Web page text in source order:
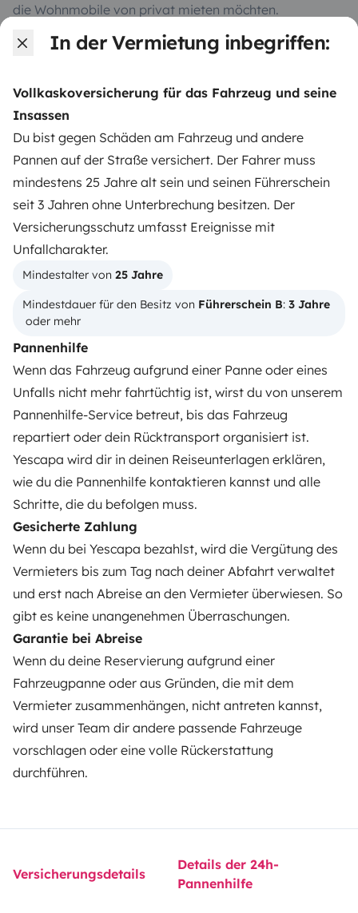
In der Vermietung inbegriffen:
Vollkaskoversicherung für das Fahrzeug und seine
Insassen
Du bist gegen Schäden am Fahrzeug und andere
Pannen auf der Straße versichert. Der Fahrer muss
mindestens 25 Jahre alt sein und seinen Führerschein
seit 3 Jahren ohne Unterbrechung besitzen. Der
Versicherungsschutz umfasst Ereignisse mit
Unfallcharakter.
Mindestalter von 25 Jahre
Mindestdauer für den Besitz von Führerschein B: 3 Jahre
oder mehr
Pannenhilfe
Wenn das Fahrzeug aufgrund einer Panne oder eines
Unfalls nicht mehr fahrtüchtig ist, wirst du von unserem
Pannenhilfe-Service betreut, bis das Fahrzeug
repartiert oder dein Rücktransport organisiert ist.
Yescapa wird dir in deinen Reiseunterlagen erklären,
wie du die Pannenhilfe kontaktieren kannst und alle
Schritte, die du befolgen muss.
Gesicherte Zahlung
Wenn du bei Yescapa bezahlst, wird die Vergütung des
Vermieters bis zum Tag nach deiner Abfahrt verwaltet
und erst nach Abreise an den Vermieter überwiesen. So
gibt es keine unangenehmen Überraschungen.
Garantie bei Abreise
Wenn du deine Reservierung aufgrund einer
Fahrzeugpanne oder aus Gründen, die mit dem
Vermieter zusammenhängen, nicht antreten kannst,
wird unser Team dir andere passende Fahrzeuge
vorschlagen oder eine volle Rückerstattung
durchführen.
Versicherungsdetails
Details der 24h-
Pannenhilfe
die Wohnmobile von privat mieten möchten.
Note 4.55/5 von 208 Kundenbewertungen auf Trusted
Instagram
X
WOHNMOBIL MIETEN
Wie funktionierts?
Wohnmobil mieten
Deine ersten Schritte mit dem Wohnmobil
Die Bewertungen unserer User
Hilfe für Mieter
VERMIETER
Wohnmobil vermieten
Mietvertrag
Mietversicherung
Mietpannenhilfe
Hilfe für Vermieter
Ratenzahlung
Herunterladen im
App Store
Verfügbar auf
Google Play
© 2026 Yescapa